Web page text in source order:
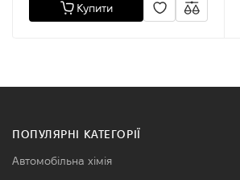
Купити
ПОПУЛЯРНІ КАТЕГОРІЇ
Автомобільна хімія